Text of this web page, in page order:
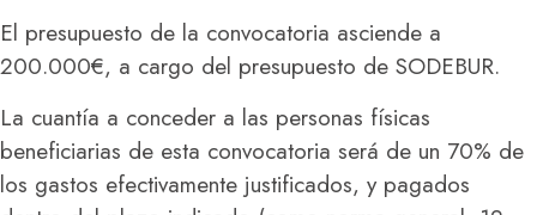
El presupuesto de la convocatoria asciende a
200.000€, a cargo del presupuesto de SODEBUR.
La cuantía a conceder a las personas físicas
beneficiarias de esta convocatoria será de un 70% de
los gastos efectivamente justificados, y pagados